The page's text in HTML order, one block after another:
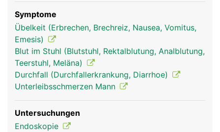
frau
Symptome
Übelkeit (Erbrechen, Brechreiz, Nausea, Vomitus,
Emesis)
Blut im Stuhl (Blutstuhl, Rektalblutung, Analblutung,
Teerstuhl, Meläna)
Durchfall (Durchfallerkrankung, Diarrhoe)
Unterleibsschmerzen Mann
Untersuchungen
Endoskopie